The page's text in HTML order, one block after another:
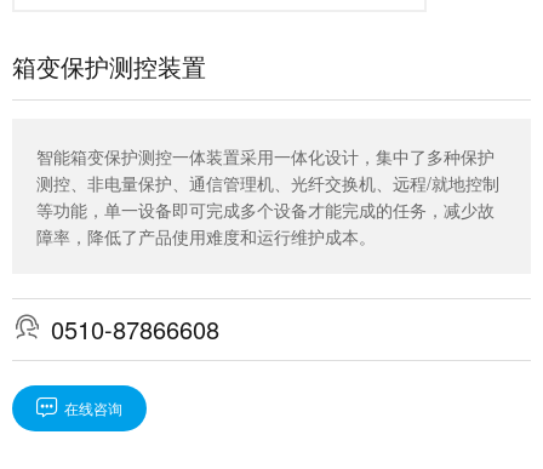
箱变保护测控装置
智能箱变保护测控一体装置采用一体化设计，集中了多种保护
测控、非电量保护、通信管理机、光纤交换机、远程/就地控制
等功能，单一设备即可完成多个设备才能完成的任务，减少故
障率，降低了产品使用难度和运行维护成本。
 0510-87866608
 在线咨询